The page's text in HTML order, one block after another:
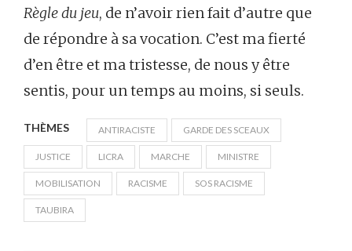
Règle du jeu, de n’avoir rien fait d’autre que
de répondre à sa vocation. C’est ma fierté
d’en être et ma tristesse, de nous y être
sentis, pour un temps au moins, si seuls.
THÈMES ANTIRACISTE GARDE DES SCEAUX
JUSTICE LICRA MARCHE MINISTRE
MOBILISATION RACISME SOS RACISME
TAUBIRA